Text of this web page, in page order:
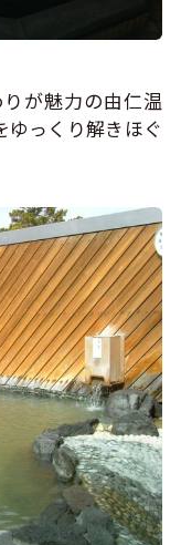
が魅力の由仁温
ゆっくり解きほぐ